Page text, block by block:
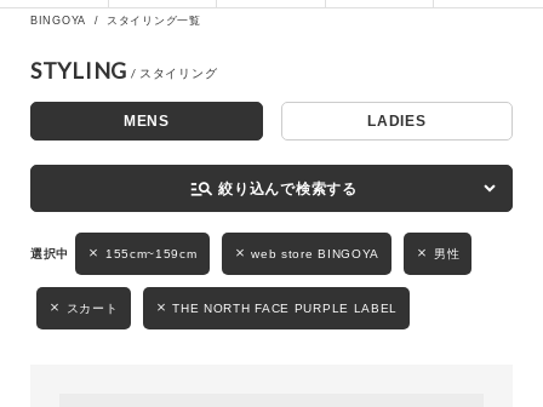
キーワード
性別
MENS LADIES KIDS
BINGOYA スタイリング一覧
STYLING
MENS LADIES
manage_search 絞り込んで検索する
155cm~159cm web store BINGOYA 男性
スカート THE NORTH FACE PURPLE LABEL